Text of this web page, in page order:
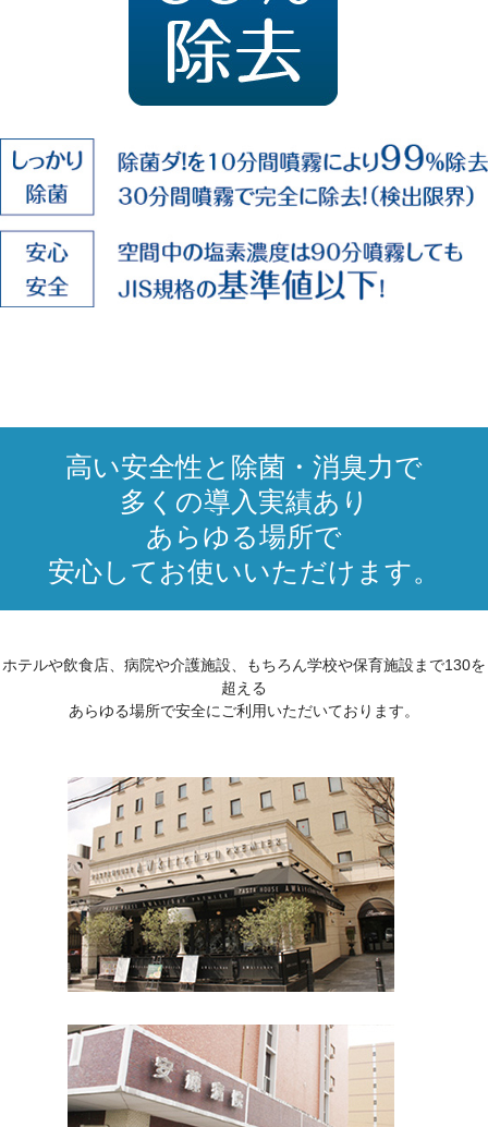
高い安全性と除菌・消臭力で
多くの導入実績あり
あらゆる場所で
安心してお使いいただけます。
ホテルや飲食店、病院や介護施設、もちろん学校や保育施設まで130を
超える
あらゆる場所で安全にご利用いただいております。